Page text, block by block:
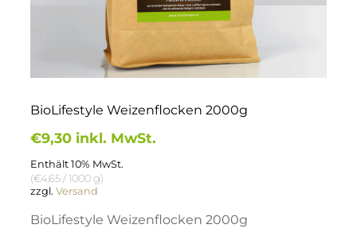
BioLifestyle Weizenflocken 2000g
€9,30 inkl. MwSt.
Enthält 10% MwSt.
(€4,65/ 1000 g)
zzgl.Versand
BioLifestyle Weizenflocken 2000g